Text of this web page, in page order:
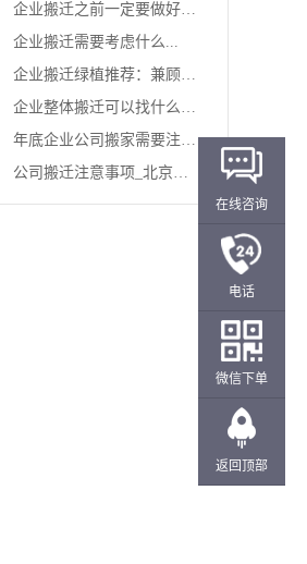
企业搬迁之前一定要做好准
企业搬迁需要考虑什么...
企业搬迁绿植推荐：兼顾风
企业整体搬迁可以找什么搬
年底企业公司搬家需要注意
公司搬迁注意事项_北京中
在线咨询
电话
微信下单
返回顶部